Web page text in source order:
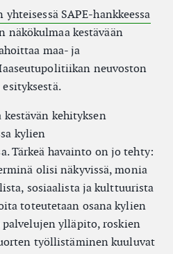
SAPE-hankkeessa
näkökulmaa kestävään
maa- ja
neuvoston
kestävän kehityksen
kylien
Tärkeä havainto on jo tehty:
olisi näkyvissä, monia
sosiaalista ja kulttuurista
toteutetaan osana kylien
ylläpito, roskien
työllistäminen kuuluvat